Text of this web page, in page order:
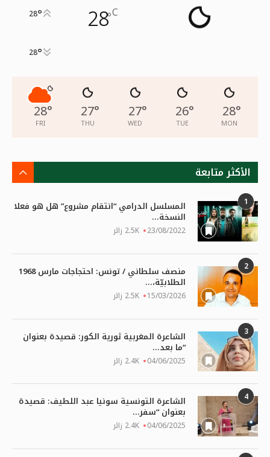
28°C
28°
28°
28°
MON
26°
TUE
27°
WED
27°
THU
28°
FRI
الأكثر متابعة
1 المسلسل الدرامي “انتقام مشروع” هل هو فعلا
النسخة...
23/08/2022 2.5K زائر
2 منصف سلطاني / تونس: احتجاجات مارس 1968
الطلابيّة،...
15/03/2026 2.5K زائر
3 الشاعرة المغربية ثورية الكور: قصيدة بعنوان
“ما بعد...
04/06/2025 2.4K زائر
4 الشاعرة التونسية سونيا عبد اللطيف: قصيدة
بعنوان “سفر...
04/06/2025 2.4K زائر